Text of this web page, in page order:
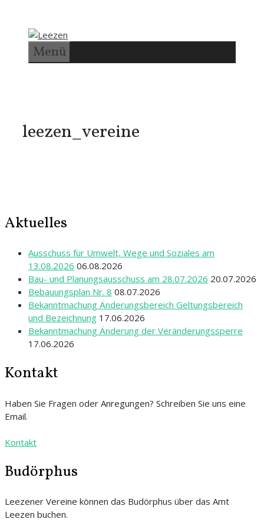
springen
Menü
leezen_vereine
Aktuelles
Ausschuss für Umwelt, Wege und Soziales am
13.08.2026 06.08.2026
Bau- und Planungsausschuss am 28.07.2026 20.07.2026
Bebauungsplan Nr. 8 08.07.2026
Bekanntmachung Änderungsbereich Geltungsbereich
und Bezeichnung 17.06.2026
Bekanntmachung Änderung der Veränderungssperre
17.06.2026
Kontakt
Haben Sie Fragen oder Anregungen? Schreiben Sie uns eine
Email.
Kontakt
Budörphus
Leezener Vereine können das Budörphus über das Amt
Leezen buchen.